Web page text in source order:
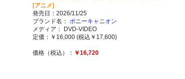
[アニメ]
発売日：2026/11/25
ブランド名： ポニーキャニオン
メディア： DVD-VIDEO
定価：￥16,000 (税込￥17,600)
価格（税込）： ￥16,720